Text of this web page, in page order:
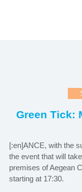
Green Tick:
[:en]ANCE, with the
the event that will
premises of Aegean
starting at 17:30.